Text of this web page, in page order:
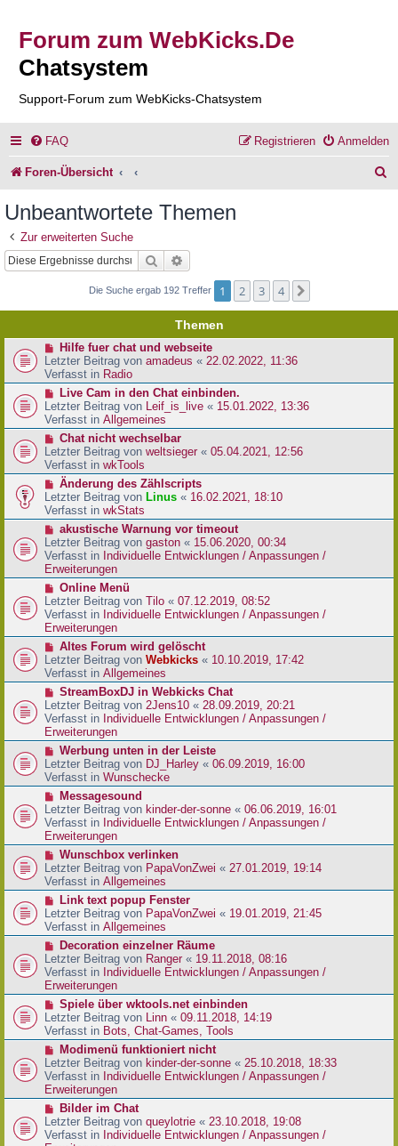
Forum zum WebKicks.De
Chatsystem
Support-Forum zum WebKicks-Chatsystem
FAQ Anmelden
Registrieren
Foren-Übersicht
Unbeantwortete Themen
Zur erweiterten Suche
Suche
Die Suche ergab 192 Treffer 1 2 3 4
Themen
N
e
u
e
r
B
e
t
r
a
g
Hilfe fuer chat und webseite
Letzter Beitrag von amadeus « 22.02.2022, 11:36
Verfasst in Radio
N
e
u
e
r
B
e
t
r
a
g
Live Cam in den Chat einbinden.
Letzter Beitrag von Leif_is_live « 15.01.2022, 13:36
Verfasst in Allgemeines
N
e
u
e
r
B
e
t
r
a
g
Chat nicht wechselbar
Letzter Beitrag von weltsieger « 05.04.2021, 12:56
Verfasst in wkTools
N
e
u
e
r
B
e
i
r
a
g
Änderung des Zählscripts
Letzter Beitrag von Linus « 16.02.2021, 18:10
Verfasst in wkStats
N
e
u
e
r
B
e
i
t
a
g
akustische Warnung vor timeout
Letzter Beitrag von gaston « 15.06.2020, 00:34
Verfasst in Individuelle Entwicklungen / Anpassungen /
Erweiterungen
N
e
u
e
r
B
e
i
r
a
g
Online Menü
Letzter Beitrag von Tilo « 07.12.2019, 08:52
Verfasst in Individuelle Entwicklungen / Anpassungen /
Erweiterungen
N
e
u
e
r
B
e
i
r
a
g
Altes Forum wird gelöscht
Letzter Beitrag von Webkicks « 10.10.2019, 17:42
Verfasst in Allgemeines
N
e
u
e
r
B
e
i
r
a
g
StreamBoxDJ in Webkicks Chat
Letzter Beitrag von 2Jens10 « 28.09.2019, 20:21
Verfasst in Individuelle Entwicklungen / Anpassungen /
Erweiterungen
N
e
u
e
r
B
e
i
r
a
g
Werbung unten in der Leiste
Letzter Beitrag von DJ_Harley « 06.09.2019, 16:00
Verfasst in Wunschecke
N
e
u
e
r
B
e
i
r
a
g
Messagesound
Letzter Beitrag von kinder-der-sonne « 06.06.2019, 16:01
Verfasst in Individuelle Entwicklungen / Anpassungen /
Erweiterungen
N
e
u
e
r
B
e
t
r
a
g
Wunschbox verlinken
Letzter Beitrag von PapaVonZwei « 27.01.2019, 19:14
Verfasst in Allgemeines
N
e
u
e
r
B
e
i
r
a
g
Link text popup Fenster
Letzter Beitrag von PapaVonZwei « 19.01.2019, 21:45
Verfasst in Allgemeines
N
e
u
e
r
B
e
i
r
a
g
Decoration einzelner Räume
Letzter Beitrag von Ranger « 19.11.2018, 08:16
Verfasst in Individuelle Entwicklungen / Anpassungen /
Erweiterungen
N
e
u
e
r
B
e
i
r
a
Spiele über wktools.net einbinden
Letzter Beitrag von Linn « 09.11.2018, 14:19
Verfasst in Bots, Chat-Games, Tools
N
e
u
e
r
B
e
i
Modimenü funktioniert nicht
Letzter Beitrag von kinder-der-sonne « 25.10.2018, 18:33
Verfasst in Individuelle Entwicklungen / Anpassungen /
Erweiterungen
N
e
u
Bilder im Chat
Letzter Beitrag von queylotrie « 23.10.2018, 19:08
Verfasst in Individuelle Entwicklungen / Anpassungen /